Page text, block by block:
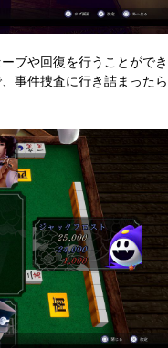
ブや回復を行うことができ
事件捜査に行き詰まったら